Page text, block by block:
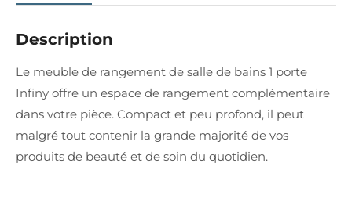
Description
Le meuble de rangement de salle de bains 1 porte
Infiny offre un espace de rangement complémentaire
dans votre pièce. Compact et peu profond, il peut
malgré tout contenir la grande majorité de vos
produits de beauté et de soin du quotidien.